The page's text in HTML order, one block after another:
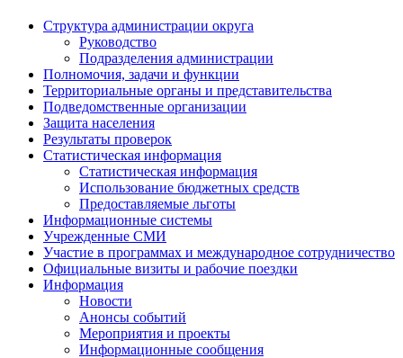
Структура администрации округа
Руководство
Подразделения администрации
Полномочия, задачи и функции
Территориальные органы и представительства
Подведомственные организации
Защита населения
Результаты проверок
Статистическая информация
Статистическая информация
Использование бюджетных средств
Предоставляемые льготы
Информационные системы
Учрежденные СМИ
Участие в программах и международное сотрудничество
Официальные визиты и рабочие поездки
Информация
Новости
Анонсы событий
Мероприятия и проекты
Информационные сообщения